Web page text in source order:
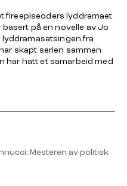
fireepiseoders lyddramaet
på en novelle av Jo
lyddramasatsingen fra
skapt serien sammen
har hatt et samarbeid med
Mesteren av politisk